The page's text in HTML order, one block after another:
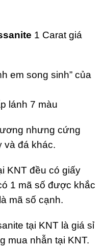
1 Carat giá
em song sinh” của
lánh 7 màu
nhưng cứng
và đá khác.
KNT đều có giấy
1 mã số được khắc
mã số cạnh.
tại KNT là giá sỉ
mua nhẫn tại KNT.